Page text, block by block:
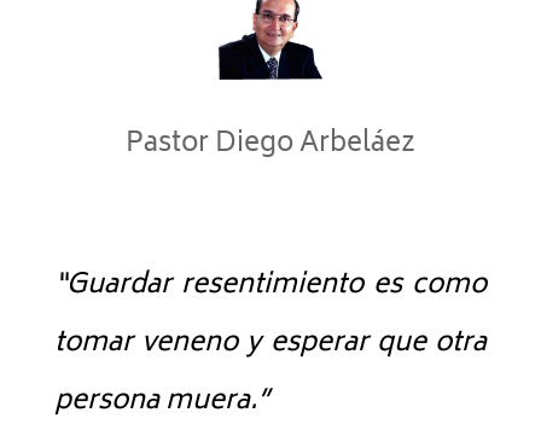
Pastor Diego Arbeláez
“Guardarresentimiento es como
tomar veneno y esperar que otra
persona muera.”